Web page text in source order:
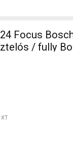
Bosch CX
/ fully